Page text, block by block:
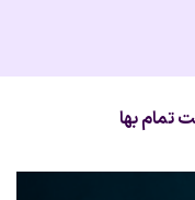
تمام بها